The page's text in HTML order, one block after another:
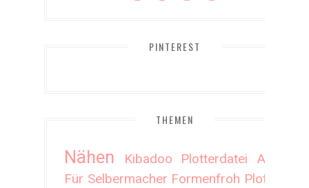
PINTEREST
THEMEN
Nähen Kibadoo Plotterdatei
Alles
Für Selbermacher Formenfroh Plotten